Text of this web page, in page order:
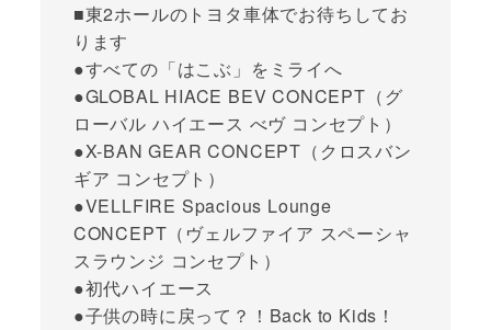
■東2ホールのトヨタ車体でお待ちしてお
ります
●すべての「はこぶ」をミライへ
●GLOBAL HIACE BEV CONCEPT（グ
ローバル ハイエース べヴ コンセプト）
●X-BAN GEAR CONCEPT（クロスバン
ギア コンセプト）
●VELLFIRE Spacious Lounge
CONCEPT（ヴェルファイア スペーシャ
スラウンジ コンセプト）
●初代ハイエース
●子供の時に戻って？！Back to Kids！